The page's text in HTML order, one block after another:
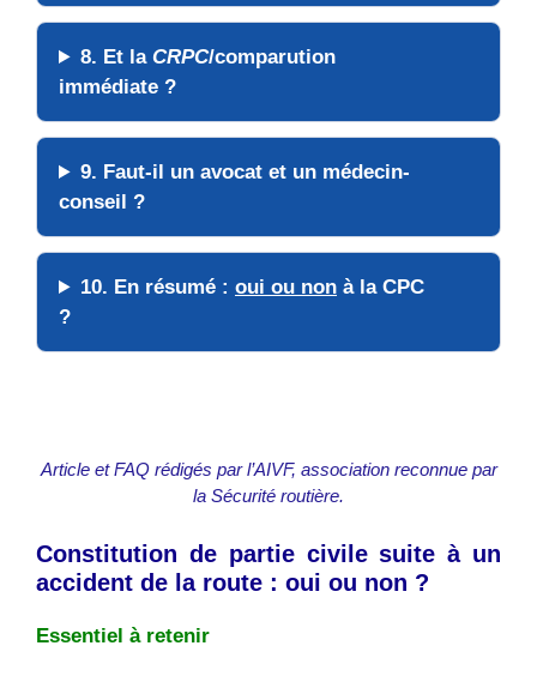
8. Et laCRPC/comparution
immédiate ?
9. Faut-il un avocat et un médecin-
conseil ?
10. En résumé :oui ou non à la CPC
?
Article et FAQ rédigés par l’AIVF, association reconnue par
la Sécurité routière.
Constitution de partie civile suite à un
accident de la route : oui ou non ?
Essentiel à retenir